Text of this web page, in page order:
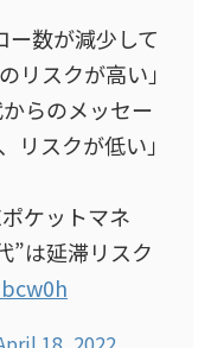
ー数が減少して
リスクが高い」
らのメッセー
リスクが低い」
ケットマネ
は延滞リスク